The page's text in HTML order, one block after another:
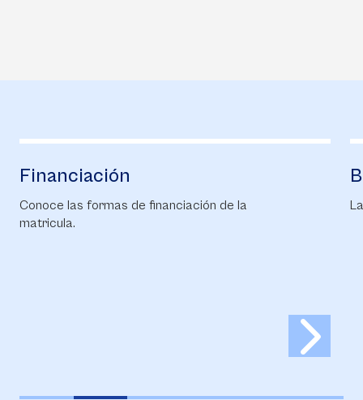
Financiación
Conoce las formas de financiación de la
matricula.